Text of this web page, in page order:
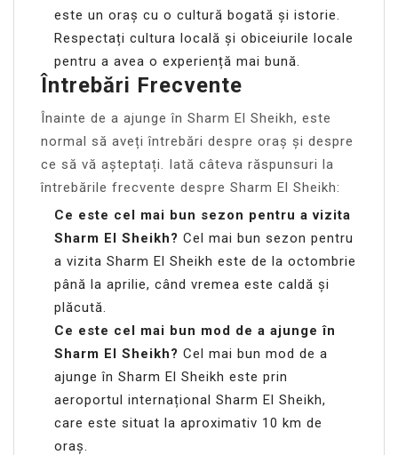
este un oraș cu o cultură bogată și istorie.
Respectați cultura locală și obiceiurile locale
pentru a avea o experiență mai bună.
Întrebări Frecvente
Înainte de a ajunge în Sharm El Sheikh, este
normal să aveți întrebări despre oraș și despre
ce să vă așteptați. Iată câteva răspunsuri la
întrebările frecvente despre Sharm El Sheikh:
Ce este cel mai bun sezon pentru a vizita
Sharm El Sheikh? Cel mai bun sezon pentru
a vizita Sharm El Sheikh este de la octombrie
până la aprilie, când vremea este caldă și
plăcută.
Ce este cel mai bun mod de a ajunge în
Sharm El Sheikh? Cel mai bun mod de a
ajunge în Sharm El Sheikh este prin
aeroportul internațional Sharm El Sheikh,
care este situat la aproximativ 10 km de
oraș.